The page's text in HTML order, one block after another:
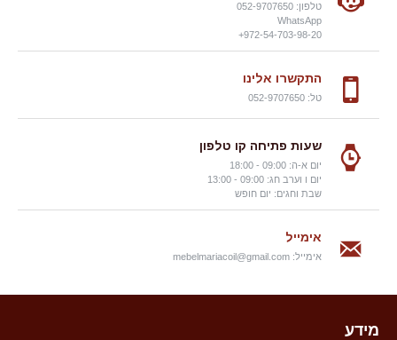
טלפון: 052-9707650
WhatsApp
972-54-703-98-20+
התקשרו אלינו
טל: 052-9707650
שעות פתיחה קו טלפון
יום א-ה: 09:00 - 18:00
יום ו וערב חג: 09:00 - 13:00
שבת וחגים: יום חופש
אימייל
אימייל: mebelmariacoil@gmail.com
מידע